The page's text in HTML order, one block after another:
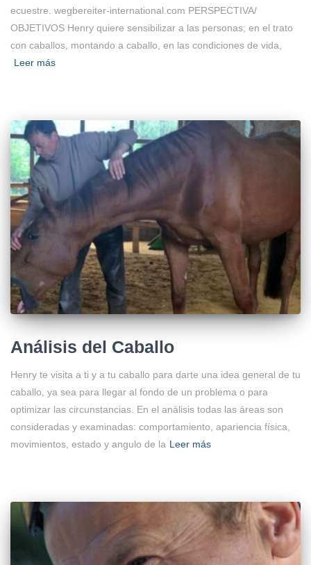
ecuestre. wegbereiter-international.com PERSPECTIVA/
OBJETIVOS Henry quiere sensibilizar a las personas; en el trato
con caballos, montando a caballo, en las condiciones de vida,
Leer más
Análisis del Caballo
Henry te visita a ti y a tu caballo para darte una idea general de tu
caballo, ya sea para llegar al fondo de un problema o para
optimizar las circunstancias. En el análisis todas las áreas son
consideradas y examinadas: comportamiento, apariencia física,
movimientos, estado y angulo de la Leer más